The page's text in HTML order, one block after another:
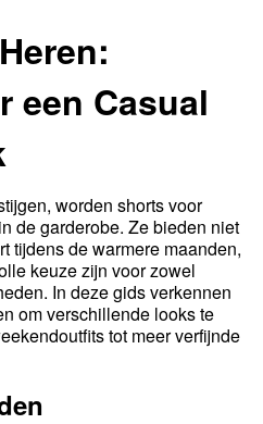
een Casual
worden shorts voor
de garderobe. Ze bieden niet
tijdens de warmere maanden,
keuze zijn voor zowel
In deze gids verkennen
om verschillende looks te
tot meer verfijnde